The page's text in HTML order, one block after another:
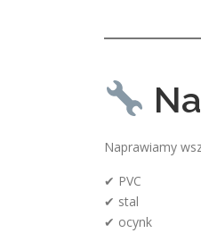
Naprawiamy
✔ PVC
✔ stal
✔ ocynk